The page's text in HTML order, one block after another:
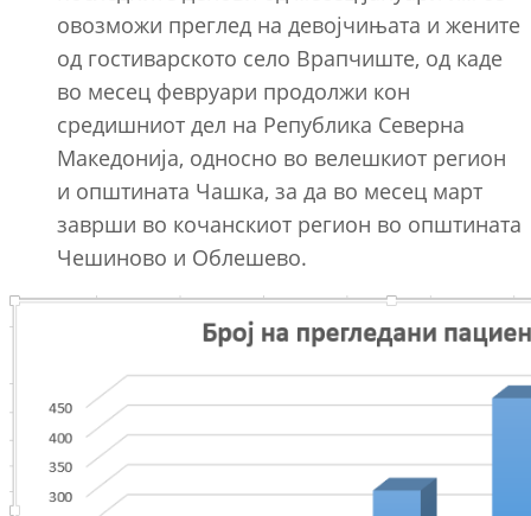
овозможи преглед на девојчињата и жените
од гостиварското село Врапчиште, од каде
во месец февруари продолжи кон
средишниот дел на Република Северна
Македонија, односно во велешкиот регион
и општината Чашка, за да во месец март
заврши во кочанскиот регион во општината
Чешиново и Облешево.